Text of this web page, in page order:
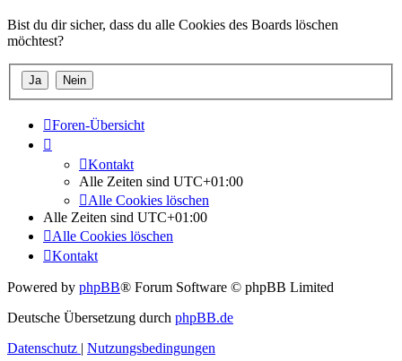
Bist du dir sicher, dass du alle Cookies des Boards löschen
möchtest?
Foren-Übersicht
Kontakt
Alle Zeiten sind UTC+01:00
Alle Cookies löschen
Alle Zeiten sind UTC+01:00
Alle Cookies löschen
Kontakt
Powered by phpBB® Forum Software © phpBB Limited
Deutsche Übersetzung durch phpBB.de
Datenschutz | Nutzungsbedingungen